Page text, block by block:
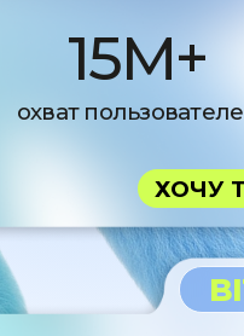
инструменты
Начинаем продвижение
под нашим чутким
руководством